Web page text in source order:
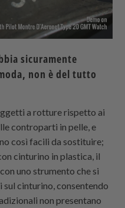
sicuramente
non è del tutto
a rotture rispetto ai
controparti in pelle, e
così facili da sostituire;
cinturino in plastica, il
uno strumento che si
cinturino, consentendo
non presentano